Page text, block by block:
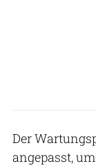
Der
angepasst,